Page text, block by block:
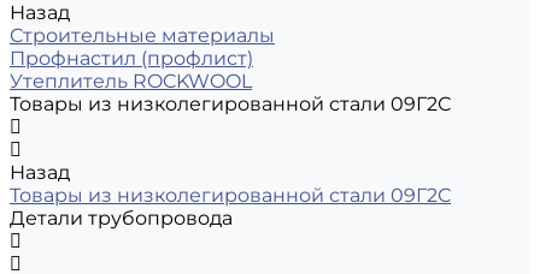
Назад
Строительные материалы
Профнастил (профлист)
Утеплитель ROCKWOOL
Товары из низколегированной стали 09Г2С
Назад
Товары из низколегированной стали 09Г2С
Детали трубопровода